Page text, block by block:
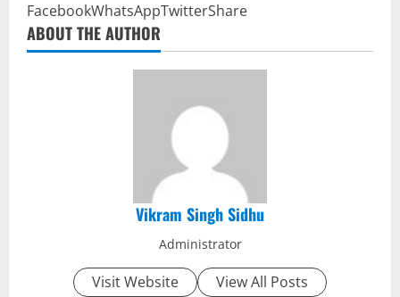
FacebookWhatsAppTwitterShare
ABOUT THE AUTHOR
Vikram Singh Sidhu
Administrator
Visit Website View All Posts